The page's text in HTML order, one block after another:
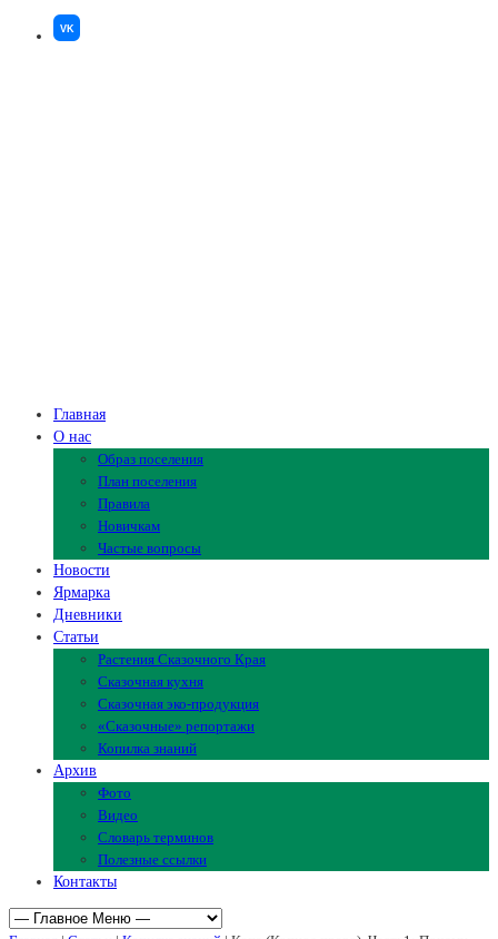
VK
Главная
О нас
Образ поселения
План поселения
Правила
Новичкам
Частые вопросы
Новости
Ярмарка
Дневники
Статьи
Растения Сказочного Края
Сказочная кухня
Сказочная эко-продукция
«Сказочные» репортажи
Копилка знаний
Архив
Фото
Видео
Словарь терминов
Полезные ссылки
Контакты